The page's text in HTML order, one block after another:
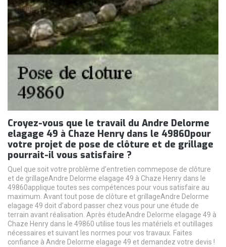
Croyez-vous que le travail du Andre Delorme
elagage 49 à Chaze Henry dans le 49860pour
votre projet de pose de clôture et de grillage
pourrait-il vous satisfaire ?
Quel que soit votre problème d’entretien commepose de clôture
et de grillageAndre Delorme elagage 49 à Chaze Henry dans le
49860applique toutes ses compétences pour vous satisfaire au
maximum. Avant tout pose de clôture et grillageAndre Delorme
elagage 49 doit d’abord passer chez vous pour une étude de
terrain avant réalisation. Après étudeAndre Delorme elagage 49 à
Chaze Henry dans le 49860 utilise tous les matériels et outillages
nécessaires et suivant les normes pour vos travaux. Faites
confiance à Andre Delorme elagage 49 et demandez votre devis !